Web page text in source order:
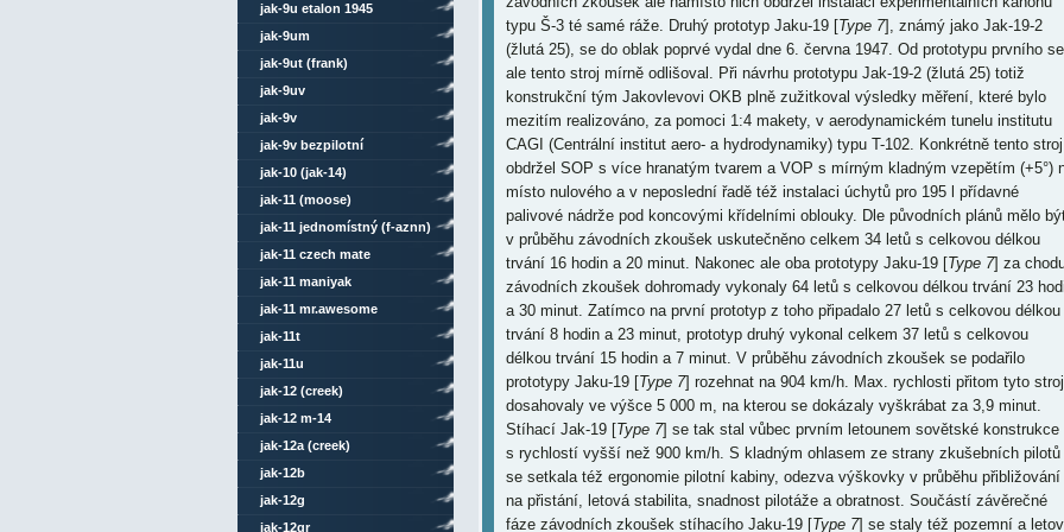
typu Š-3 té samé ráže. Druhý prototyp Jaku-19 [Type 7], známý jako Jak-19-2
(žlutá 25), se do oblak poprvé vydal dne 6. června 1947. Od prototypu prvního se
ale tento stroj mírně odlišoval. Při návrhu prototypu Jak-19-2 (žlutá 25) totiž
konstrukční tým Jakovlevovi OKB plně zužitkoval výsledky měření, které bylo
mezitím realizováno, za pomoci 1:4 makety, v aerodynamickém tunelu institutu
CAGI (Centrální institut aero- a hydrodynamiky) typu T-102. Konkrétně tento stroj
obdržel SOP s více hranatým tvarem a VOP s mírným kladným vzepětím (+5°)
místo nulového a v neposlední řadě též instalaci úchytů pro 195 l přídavné
palivové nádrže pod koncovými křídelními oblouky. Dle původních plánů mělo
v průběhu závodních zkoušek uskutečněno celkem 34 letů s celkovou délkou
trvání 16 hodin a 20 minut. Nakonec ale oba prototypy Jaku-19 [Type 7] za
závodních zkoušek dohromady vykonaly 64 letů s celkovou délkou trvání 23
a 30 minut. Zatímco na první prototyp z toho připadalo 27 letů s celkovou délkou
trvání 8 hodin a 23 minut, prototyp druhý vykonal celkem 37 letů s celkovou
délkou trvání 15 hodin a 7 minut. V průběhu závodních zkoušek se podařilo
prototypy Jaku-19 [Type 7] rozehnat na 904 km/h. Max. rychlosti přitom tyto
dosahovaly ve výšce 5 000 m, na kterou se dokázaly vyškrábat za 3,9 minut.
Stíhací Jak-19 [Type 7] se tak stal vůbec prvním letounem sovětské konstrukce
s rychlostí vyšší než 900 km/h. S kladným ohlasem ze strany zkušebních pilotů
se setkala též ergonomie pilotní kabiny, odezva výškovky v průběhu přibližování
na přistání, letová stabilita, snadnost pilotáže a obratnost. Součástí závěrečné
fáze závodních zkoušek stíhacího Jaku-19 [Type 7] se staly též pozemní a
jak-9u etalon 1945
jak-9um
jak-9ut (frank)
jak-9uv
jak-9v
jak-9v bezpilotní
jak-10 (jak-14)
jak-11 (moose)
jak-11 jednomístný (f-aznn)
jak-11 czech mate
jak-11 maniyak
jak-11 mr.awesome
jak-11t
jak-11u
jak-12 (creek)
jak-12 m-14
jak-12a (creek)
jak-12b
jak-12g
jak-12gr